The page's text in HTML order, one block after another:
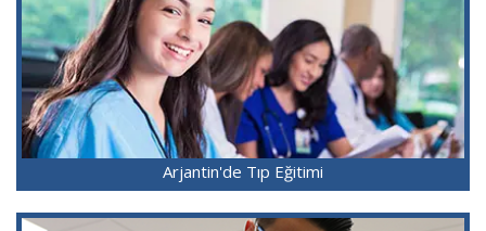
Arjantin'de Tıp Eğitimi